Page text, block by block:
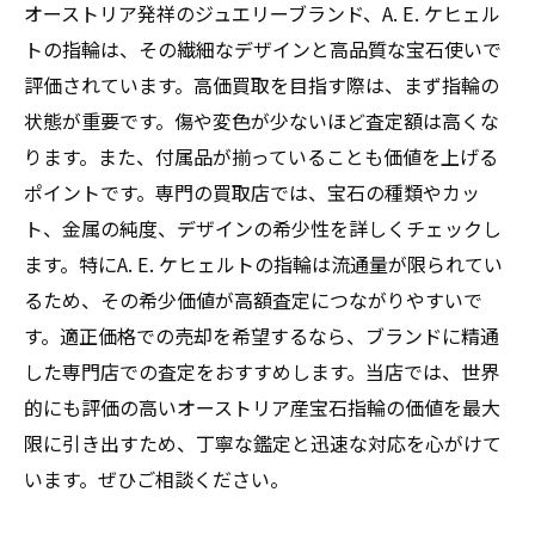
オーストリア発祥のジュエリーブランド、A. E. ケヒェル
トの指輪は、その繊細なデザインと高品質な宝石使いで
評価されています。高価買取を目指す際は、まず指輪の
状態が重要です。傷や変色が少ないほど査定額は高くな
ります。また、付属品が揃っていることも価値を上げる
ポイントです。専門の買取店では、宝石の種類やカッ
ト、金属の純度、デザインの希少性を詳しくチェックし
ます。特にA. E. ケヒェルトの指輪は流通量が限られてい
るため、その希少価値が高額査定につながりやすいで
す。適正価格での売却を希望するなら、ブランドに精通
した専門店での査定をおすすめします。当店では、世界
的にも評価の高いオーストリア産宝石指輪の価値を最大
限に引き出すため、丁寧な鑑定と迅速な対応を心がけて
います。ぜひご相談ください。